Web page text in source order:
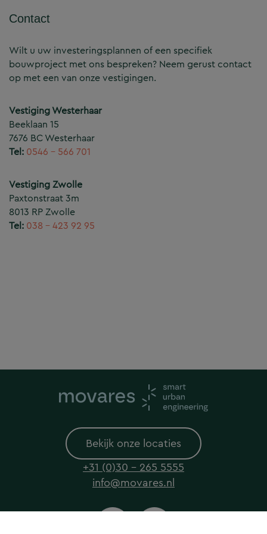
Contact
Wilt u uw investeringsplannen of een specifiek
bouwproject met ons bespreken? Neem gerust contact
op met een van onze vestigingen.
Vestiging Westerhaar
Beeklaan 15
7676 BC Westerhaar
Tel: 0546 – 566 701
Vestiging Zwolle
Paxtonstraat 3m
8013 RP Zwolle
Tel: 038 – 423 92 95
Bekijk onze locaties
+31 (0)30 - 265 5555
info@movares.nl